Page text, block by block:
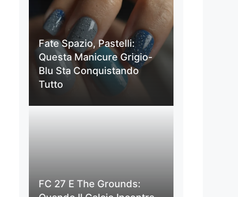
Fate Spazio, Pastelli:
Questa Manicure Grigio-
Blu Sta Conquistando
Tutto
FC 27 E The Grounds: